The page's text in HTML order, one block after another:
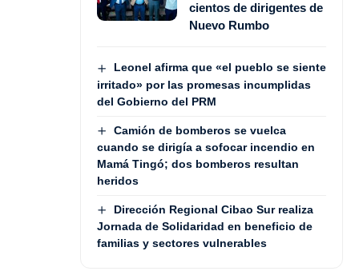
cientos de dirigentes de
Nuevo Rumbo
Leonel afirma que «el pueblo se siente
irritado» por las promesas incumplidas
del Gobierno del PRM
Camión de bomberos se vuelca
cuando se dirigía a sofocar incendio en
Mamá Tingó; dos bomberos resultan
heridos
Dirección Regional Cibao Sur realiza
Jornada de Solidaridad en beneficio de
familias y sectores vulnerables